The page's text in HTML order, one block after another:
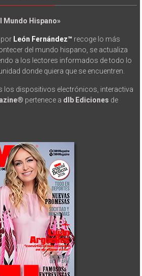
Mundo Hispano»
León Fernández™ recoge lo más
del mundo hispano, se actualiza
a los lectores informados de todo lo
donde quiera que se encuentren.
los dispositivos electrónicos, interactiva
pertenece a dlb Ediciones de